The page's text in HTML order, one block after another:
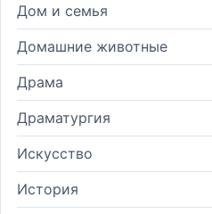
Дом и семья
Домашние животные
Драма
Драматургия
Искусство
История